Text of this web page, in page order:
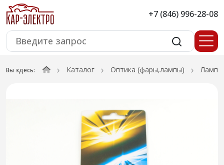
+7 (846) 996-28-08
Вы здесь: Каталог Оптика (фары,лампы) Лампы